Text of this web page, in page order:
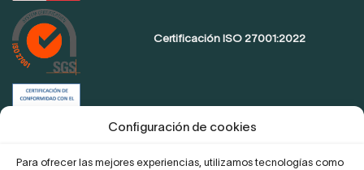
Configuración de cookies
Para ofrecer las mejores experiencias, utilizamos tecnologías como
Certificación ISO 27001:2022
ENS